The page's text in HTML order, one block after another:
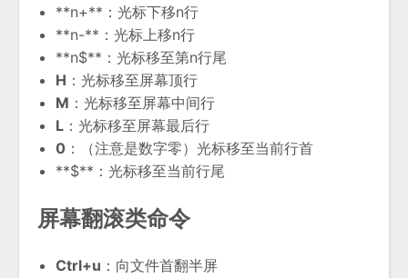
**n+**：光标下移n行
**n-**：光标上移n行
**n$**：光标移至第n行尾
H ：光标移至屏幕顶行
M ：光标移至屏幕中间行
L ：光标移至屏幕最后行
0 ：（注意是数字零）光标移至当前行首
**$**：光标移至当前行尾
屏幕翻滚类命令
Ctrl+u ：向文件首翻半屏